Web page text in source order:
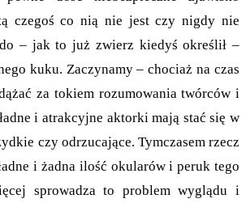
czegoś co nią nie jest czy nigdy nie
– jak to już zwierz kiedyś określił –
kuku. Zaczynamy – chociaż na czas
za tokiem rozumowania twórców i
i atrakcyjne aktorki mają stać się w
czy odrzucające. Tymczasem rzecz
i żadna ilość okularów i peruk tego
sprowadza to problem wyglądu i